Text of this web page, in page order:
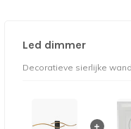
Led dimmer
Decoratieve sierlijke